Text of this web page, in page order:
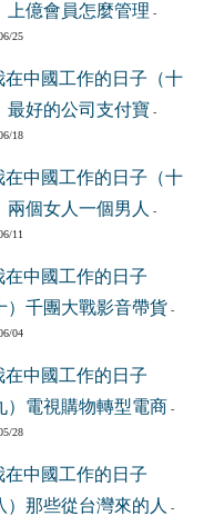
上億會員怎麼管理 -
25
在中國工作的日子（十
最好的公司支付寶 -
18
在中國工作的日子（十
兩個女人一個男人
-
11
在中國工作的日子
）千團大戰影音帶貨 -
04
在中國工作的日子
）電視購物轉型電商 -
28
在中國工作的日子
）那些從台灣來的人
-